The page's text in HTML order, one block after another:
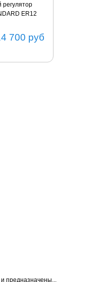
ER12
700 руб
и предназначены...